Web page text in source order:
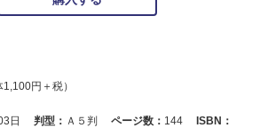
1,100円＋税）
日 判型： Ａ５判 ページ数： 144
ISBN：